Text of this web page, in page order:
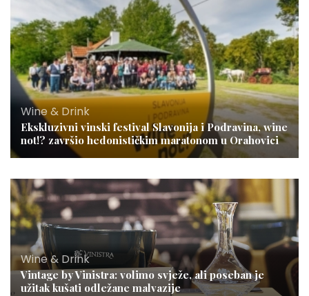
Wine & Drink
Ekskluzivni vinski festival Slavonija i Podravina, wine
not!? završio hedonističkim maratonom u Orahovici
Wine & Drink
Vintage by Vinistra: volimo svježe, ali poseban je
užitak kušati odležane malvazije